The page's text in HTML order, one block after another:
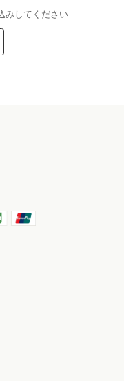
みしてください